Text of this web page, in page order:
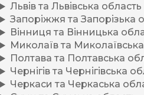
Львів та Львівська область
Запоріжжя та Запорізька
Вінниця та Вінницька
Миколаїв та
Полтава та Полтавська
Чернігів та Чернігівська
Черкаси та Черкаська